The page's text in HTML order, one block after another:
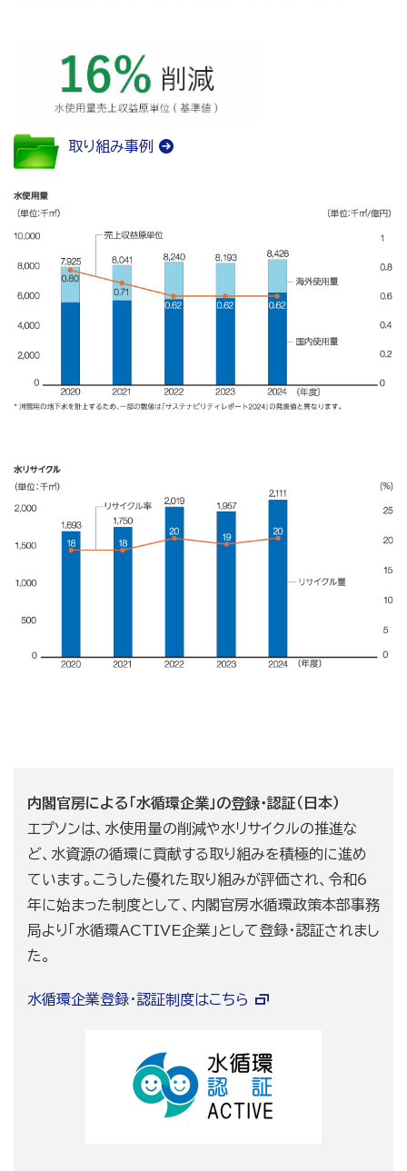
取り組み事例
内閣官房による「水循環企業」の登録・認証（日本）
エプソンは、水使用量の削減や水リサイクルの推進な
ど、水資源の循環に貢献する取り組みを積極的に進め
ています。こうした優れた取り組みが評価され、令和6
年に始まった制度として、内閣官房水循環政策本部事務
局より「水循環ACTIVE企業」として登録・認証されまし
た。
水循環企業登録・認証制度はこちら